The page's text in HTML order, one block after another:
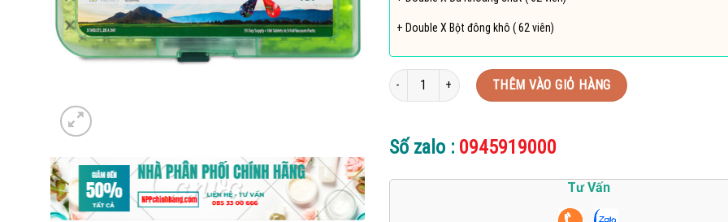
+ Double X Bột đông khô ( 62 viên)
Nutrilite Double X Amway Viên Nén - Có khay số lượng
THÊM VÀO GIỎ HÀNG
Số zalo :0945919000
Tư Vấn